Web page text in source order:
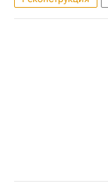
Михаил Мишустин